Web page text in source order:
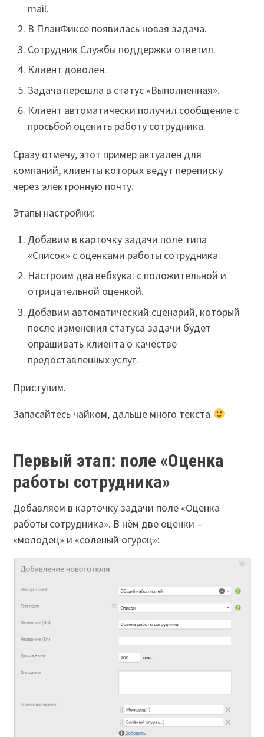
mail.
В ПланФиксе появилась новая задача.
Сотрудник Службы поддержки ответил.
Клиент доволен.
Задача перешла в статус «Выполненная».
Клиент автоматически получил сообщение с
просьбой оценить работу сотрудника.
Сразу отмечу, этот пример актуален для
компаний, клиенты которых ведут переписку
через электронную почту.
Этапы настройки:
Добавим в карточку задачи поле типа
«Список» с оценками работы сотрудника.
Настроим два вебхука: с положительной и
отрицательной оценкой.
Добавим автоматический сценарий, который
после изменения статуса задачи будет
опрашивать клиента о качестве
предоставленных услуг.
Приступим.
Запасайтесь чайком, дальше много текста
Первый этап: поле «Оценка
работы сотрудника»
Добавляем в карточку задачи поле «Оценка
работы сотрудника». В нём две оценки –
«молодец» и «соленый огурец»: